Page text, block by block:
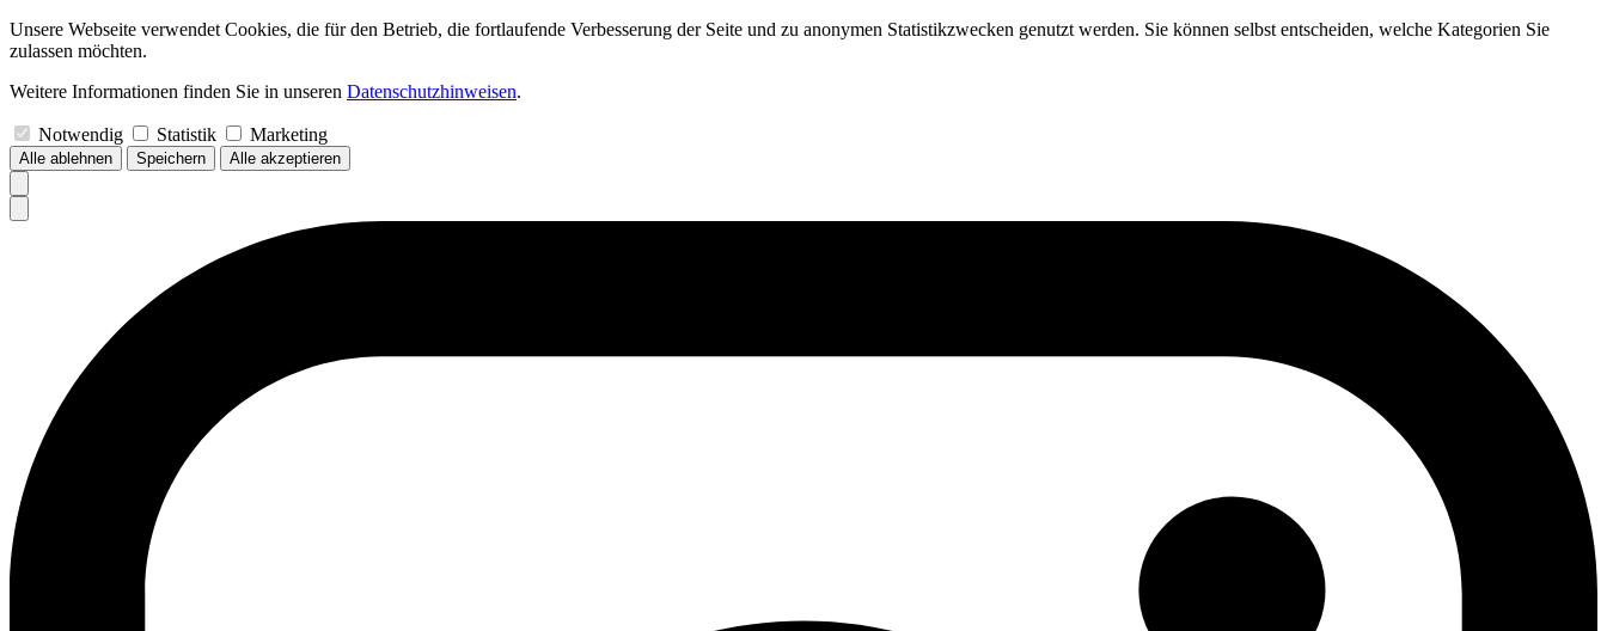
Unsere Webseite verwendet Cookies, die für den Betrieb, die fortlaufende Verbesserung der Seite und zu anonymen Statistikzwecken genutzt werden. Sie können selbst entscheiden, welche Kategorien Sie
zulassen möchten.
Weitere Informationen finden Sie in unseren Datenschutzhinweisen.
Notwendig Statistik Marketing
Alle ablehnen Speichern Alle akzeptieren